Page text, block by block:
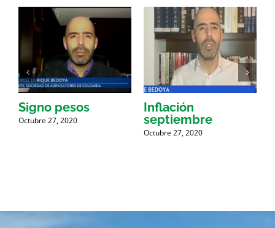
Signo pesos
Octubre 27, 2020
Inflación
septiembre
Octubre 27, 2020